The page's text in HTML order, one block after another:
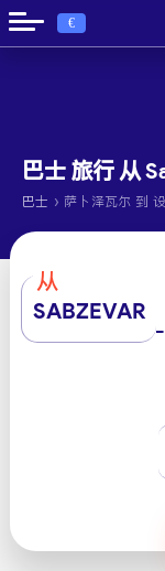
€
巴士 旅行 从
巴士 › 萨卜泽瓦尔 到
从
SABZEVAR